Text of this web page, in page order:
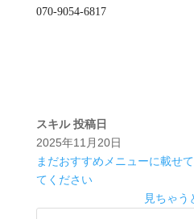
070-9054-6817
スキル 投稿日
2025年11月20日
まだおすすめメニューに載せ
てください
見ちゃう